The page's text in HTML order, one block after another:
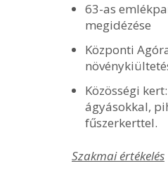
63-as
megidézése
Központi
Közösségi
ágyásokkal,
fűszerkerttel.
Szakmai értékelés